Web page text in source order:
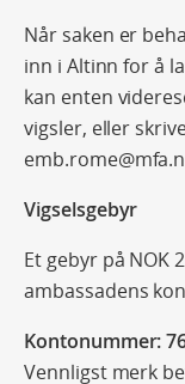
Når saken er
inn i Altinn for å
kan enten
vigsler, eller
Vigselsgebyr
Et gebyr på NOK
ambassadens
Kontonummer:
Vennligst merk